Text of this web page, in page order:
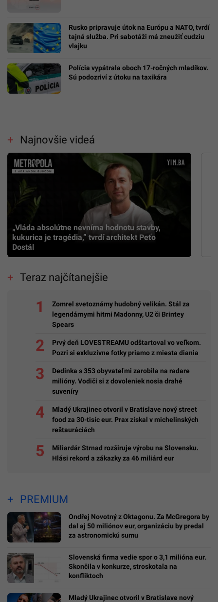
Rusko pripravuje útok na Európu a NATO, tvrdí
tajná služba. Pri sabotáži má zneužiť cudziu
vlajku
Polícia vypátrala oboch 17-ročných mladíkov.
Sú podozriví z útoku na taxikára
Najnovšie videá
„Vláda absolútne nevníma hodnotu stavby,
kukurica je tragédia,” tvrdí architekt Peťo
Dostál
Teraz najčítanejšie
Zomrel svetoznámy hudobný velikán. Stál za
legendárnymi hitmi Madonny, U2 či Brintey
Spears
Prvý deň LOVESTREAMU odštartoval vo veľkom.
Pozri si exkluzívne fotky priamo z miesta diania
Dedinka s 353 obyvateľmi zarobila na radare
milióny. Vodiči si z dovoleniek nosia drahé
suveníry
Mladý Ukrajinec otvoril v Bratislave nový street
food za 30-tisíc eur. Prax získal v michelinských
reštauráciách
Miliardár Strnad rozširuje výrobu na Slovensku.
Hlási rekord a zákazky za 46 miliárd eur
PREMIUM
Ondřej Novotný z Oktagonu. Za McGregora by
dal aj 50 miliónov eur, organizáciu by predal
za astronomickú sumu
Slovenská firma vedie spor o 3,1 milióna eur.
Skončila v konkurze, stroskotala na
konfliktoch
Mladý Ukrajinec otvoril v Bratislave nový